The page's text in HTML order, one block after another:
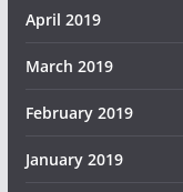
April 2019
March 2019
February 2019
January 2019